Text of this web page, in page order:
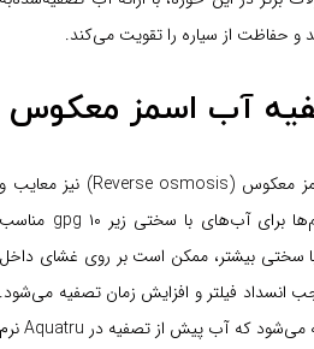
از سیاره را تقویت می‌کند.
آب اسمز معکوس
با وجود مزایا، فیلتر تصفیه آب اسمز معکوس (Reverse osmosis) نیز معایب و
محدودیت‌هایی دارند. این سیستم‌ها برای آب‌های با سختی زیر ۱۰ gpg مناسب
سختی بیشتر، ممکن است بر روی غشای داخل
انسداد فیلتر و افزایش زمان تصفیه می‌شود.
برای جلوگیری از این مشکل، توصیه می‌شود که آب پیش از تصفیه در Aquatru نرم